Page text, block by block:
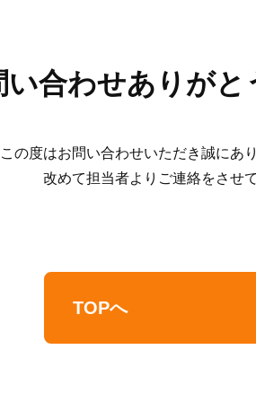
い合わせありがと
この度はお問い合わせいただき誠にあ
改めて担当者よりご連絡をさせ
TOPへ